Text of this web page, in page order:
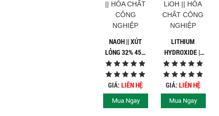
NAOH || XÚT
LỎNG 32% 45%
50% || HÓA CHẤT
CÔNG NGHIỆP
GIÁ:LIÊN HỆ
Mua Ngay
LITHIUM
HYDROXIDE ||
LITI HYDROXIT
|| LIOH || HÓA
CHẤT CÔNG
NGHIỆP
GIÁ: LIÊN HỆ
Mua Ngay